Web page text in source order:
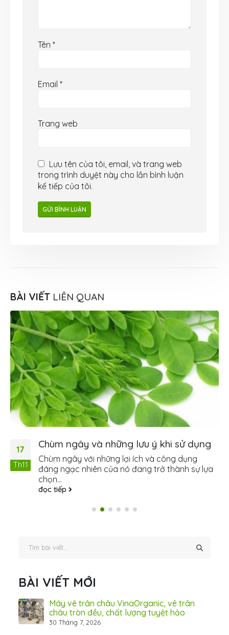
Tên *
Email *
Trang web
Lưu tên của tôi, email, và trang web
trong trình duyệt này cho lần bình luận
kế tiếp của tôi.
BÀI VIẾT LIÊN QUAN
17
Th11
Chùm ngây và những lưu ý khi sử dụng
Chùm ngây với những lợi ích và công dụng
đáng ngạc nhiên của nó đang trở thành sự lựa
chọn...
đọc tiếp
BÀI VIẾT MỚI
Máy vê trân châu VinaOrganic, vê trân
châu tròn đều, chất lượng tuyệt hảo
30 Tháng 7, 2026